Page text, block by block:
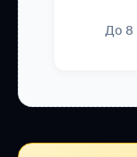
До 8